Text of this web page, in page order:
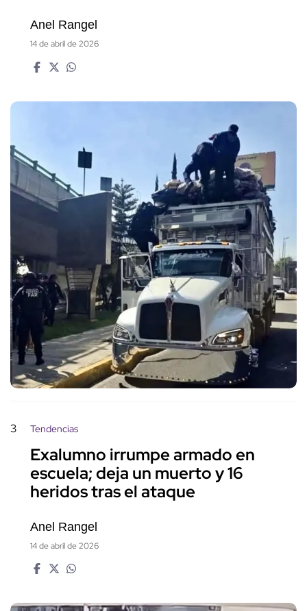
Anel Rangel
14 de abril de 2026
3 Tendencias
Exalumno irrumpe armado en
escuela; deja un muerto y 16
heridos tras el ataque
Anel Rangel
14 de abril de 2026